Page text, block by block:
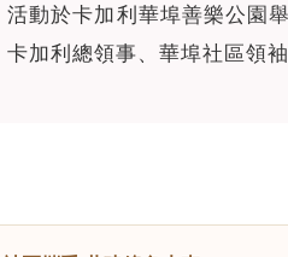
活動於卡加利華埠善樂公園
卡加利總領事、華埠社區領